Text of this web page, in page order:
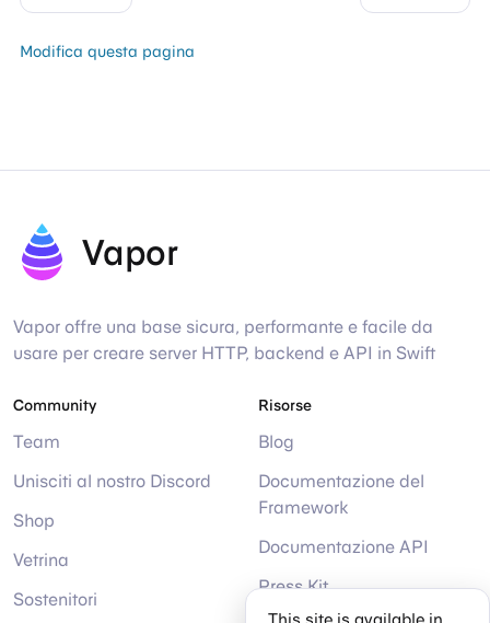
Modifica questa pagina
Vapor
Vapor offre una base sicura, performante e facile da
usare per creare server HTTP, backend e API in Swift
Community
Team
Unisciti al nostro Discord
Shop
Vetrina
Sostenitori
Risorse
Blog
Documentazione del
Framework
Documentazione API
Press Kit